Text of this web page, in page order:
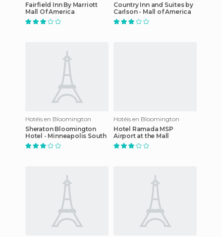
Fairfield Inn By Marriott
Mall Of America
Country Inn and Suites by
Carlson - Mall of America
Hotéis en Bloomington
Sheraton Bloomington
Hotel - Minneapolis South
Hotéis en Bloomington
Hotel Ramada MSP
Airport at the Mall